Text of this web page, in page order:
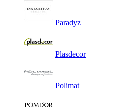
Paradyz
Plasdecor
Polimat